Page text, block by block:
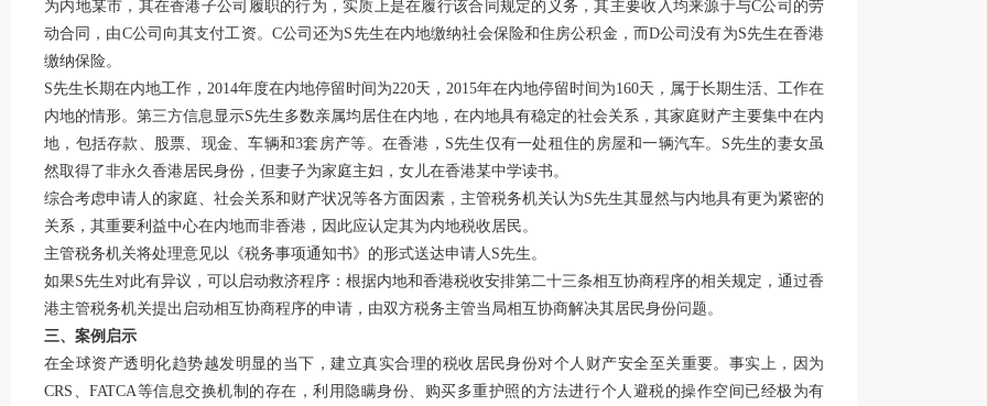
为内地某市，其在香港子公司履职的行为，实质上是在履行该合同规定的义务，其主要收入均来源于与C公司的劳
动合同，由C公司向其支付工资。C公司还为S先生在内地缴纳社会保险和住房公积金，而D公司没有为S先生在香港
缴纳保险。
S先生长期在内地工作，2014年度在内地停留时间为220天，2015年在内地停留时间为160天，属于长期生活、工作在
内地的情形。第三方信息显示S先生多数亲属均居住在内地，在内地具有稳定的社会关系，其家庭财产主要集中在内
地，包括存款、股票、现金、车辆和3套房产等。在香港，S先生仅有一处租住的房屋和一辆汽车。S先生的妻女虽
然取得了非永久香港居民身份，但妻子为家庭主妇，女儿在香港某中学读书。
综合考虑申请人的家庭、社会关系和财产状况等各方面因素，主管税务机关认为S先生其显然与内地具有更为紧密的
关系，其重要利益中心在内地而非香港，因此应认定其为内地税收居民。
主管税务机关将处理意见以《税务事项通知书》的形式送达申请人S先生。
如果S先生对此有异议，可以启动救济程序：根据内地和香港税收安排第二十三条相互协商程序的相关规定，通过香
港主管税务机关提出启动相互协商程序的申请，由双方税务主管当局相互协商解决其居民身份问题。
三、案例启示
在全球资产透明化趋势越发明显的当下，建立真实合理的税收居民身份对个人财产安全至关重要。事实上，因为
CRS、FATCA等信息交换机制的存在，利用隐瞒身份、购买多重护照的方法进行个人避税的操作空间已经极为有